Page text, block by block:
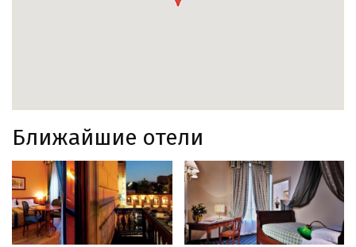
Ближайшие отели